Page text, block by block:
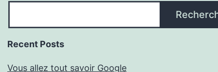
Recent Posts
Vous allez tout savoir Google